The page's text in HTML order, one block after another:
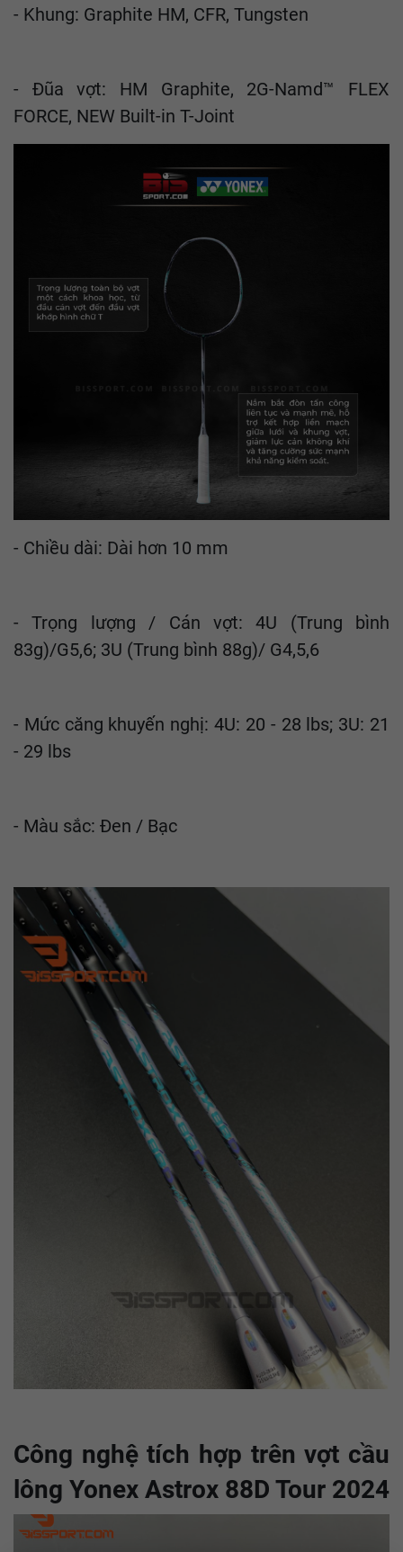
- Khung: Graphite HM, CFR, Tungsten
- Đũa vợt: HM Graphite, 2G-Namd™ FLEX
FORCE, NEW Built-in T-Joint
- Chiều dài: Dài hơn 10 mm
- Trọng lượng / Cán vợt: 4U (Trung bình
83g)/G5,6; 3U (Trung bình 88g)/ G4,5,6
- Mức căng khuyến nghị: 4U: 20 - 28 lbs; 3U: 21
- 29 lbs
- Màu sắc: Đen / Bạc
Công nghệ tích hợp trên vợt cầu
lông Yonex Astrox 88D Tour 2024